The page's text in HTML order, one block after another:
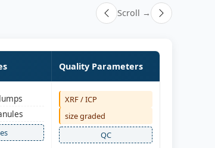
Scroll →
Quality Parameters
XRF / ICP
size graded
QC